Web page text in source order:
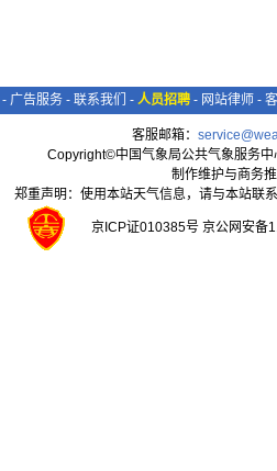
- 广告服务 - 联系我们 - 人员招聘 - 网站律师 -
客服邮箱：
Copyright©中国气象局公共气象服务
制作维护与商务
郑重声明：使用本站天气信息，请与本站联
京ICP证010385号 京公网安备